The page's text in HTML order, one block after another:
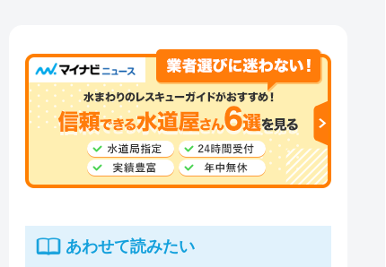
あわせて読みたい